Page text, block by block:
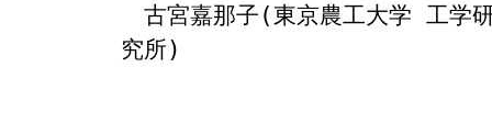
古宮嘉那子(東京農工大学 工学
究所)